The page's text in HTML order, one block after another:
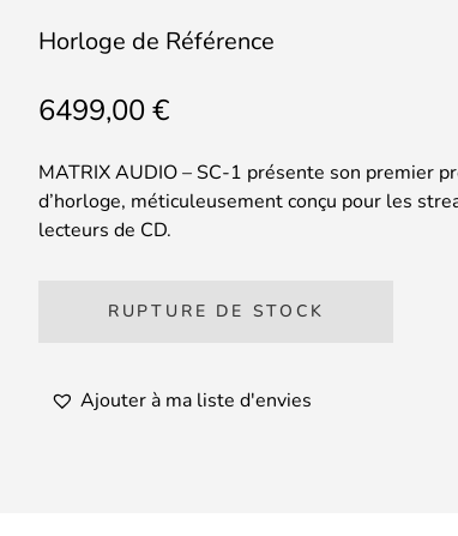
Horloge de Référence
6499,00€
MATRIX AUDIO – SC-1 présente son premier
d’horloge, méticuleusement conçu pour les
lecteurs de CD.
RUPTURE DE STOCK
Ajouter à ma liste d'envies